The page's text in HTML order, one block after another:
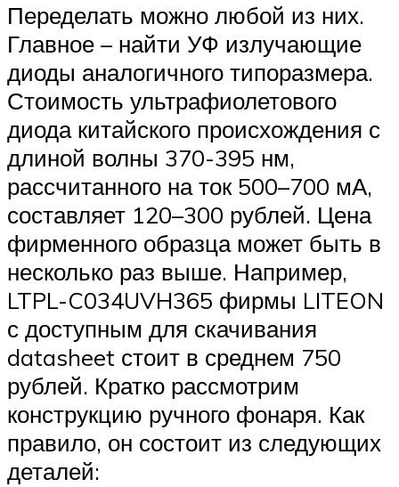
Переделать можно любой из них.
Главное – найти УФ излучающие
диоды аналогичного типоразмера.
Стоимость ультрафиолетового
диода китайского происхождения с
длиной волны 370-395 нм,
рассчитанного на ток 500–700 мА,
составляет 120–300 рублей. Цена
фирменного образца может быть в
несколько раз выше. Например,
LTPL-C034UVH365 фирмы LITEON
с доступным для скачивания
datasheet стоит в среднем 750
рублей. Кратко рассмотрим
конструкцию ручного фонаря. Как
правило, он состоит из следующих
деталей: